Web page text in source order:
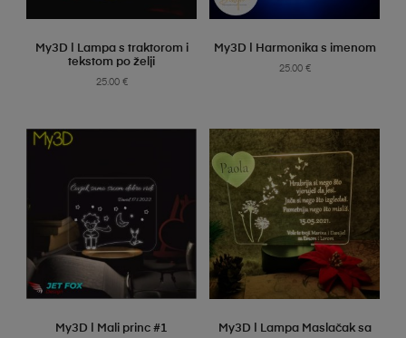
SELECT OPTIONS
My3D | Lampa s traktorom i
tekstom po želji
25.00 €
SELECT OPTIONS
My3D | Harmonika s imenom
25.00 €
SELECT OPTIONS
My3D | Mali princ #1 SELECT OPTIONS
My3D | Lampa Maslačak sa